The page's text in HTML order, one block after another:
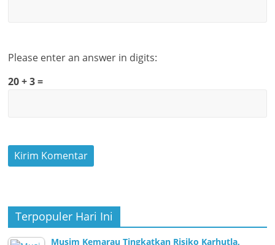
Please enter an answer in digits:
20 + 3 =
Terpopuler Hari Ini
Musim Kemarau Tingkatkan Risiko Karhutla,